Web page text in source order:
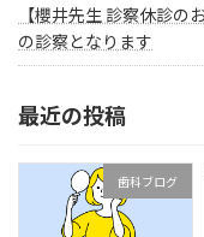
【櫻井先生 診察休診
の診察となります
最近の投稿
歯科ブログ